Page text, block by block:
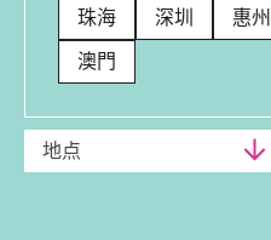
珠海 深圳 惠州
澳門
地点